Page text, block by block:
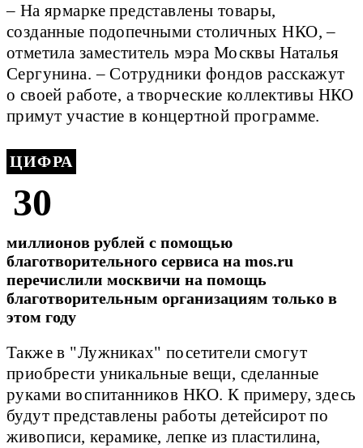
– На ярмарке представлены товары,
созданные подопечными столичных НКО, –
отметила заместитель мэра Москвы Наталья
Сергунина. – Сотрудники фондов расскажут
о своей работе, а творческие коллективы НКО
примут участие в концертной программе.
ЦИФРА
30
миллионов рублей с помощью
благотворительного сервиса на mos.ru
перечислили москвичи на помощь
благотворительным организациям только в
этом году
Также в "Лужниках" посетители смогут
приобрести уникальные вещи, сделанные
руками воспитанников НКО. К примеру, здесь
будут представлены работы детейсирот по
живописи, керамике, лепке из пластилина,